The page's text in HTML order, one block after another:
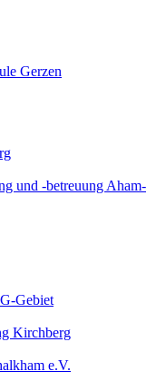
Gerzen
und -betreuung Aham-
Gebiet
Kirchberg
e.V.